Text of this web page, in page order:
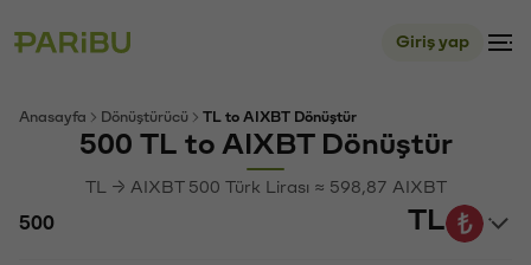
Giriş yap
Anasayfa Dönüştürücü TL to AIXBT Dönüştür
500 TL to AIXBT Dönüştür
TL → AIXBT 500 Türk Lirası ≈ 598,87 AIXBT
TL